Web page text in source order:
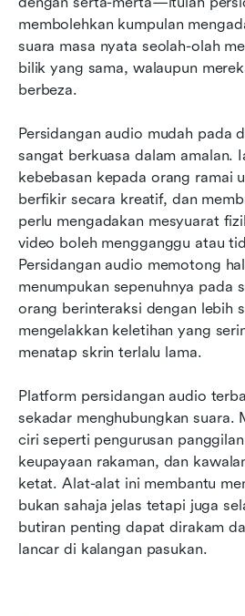
membolehkan kumpulan
suara masa nyata seolah-olah
bilik yang sama, walaupun
berbeza.
Persidangan audio mudah pada
sangat berkuasa dalam amalan.
kebebasan kepada orang ramai
berfikir secara kreatif, dan
perlu mengadakan mesyuarat
video boleh mengganggu atau
Persidangan audio memotong
menumpukan sepenuhnya pada
orang berinteraksi dengan lebih
mengelakkan keletihan yang
menatap skrin terlalu lama.
Platform persidangan audio
sekadar menghubungkan suara.
ciri seperti pengurusan
keupayaan rakaman, dan
ketat. Alat-alat ini membantu
bukan sahaja jelas tetapi juga
butiran penting dapat dirakam
lancar di kalangan pasukan.